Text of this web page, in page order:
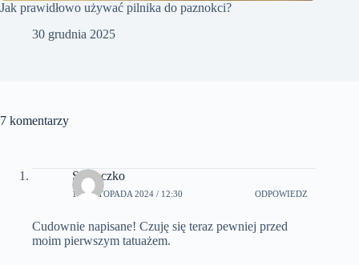
Jak prawidłowo używać pilnika do paznokci?
30 grudnia 2025
7 komentarzy
Słoneczko
10 LISTOPADA 2024 / 12:30 ODPOWIEDZ
Cudownie napisane! Czuję się teraz pewniej przed
moim pierwszym tatuażem.